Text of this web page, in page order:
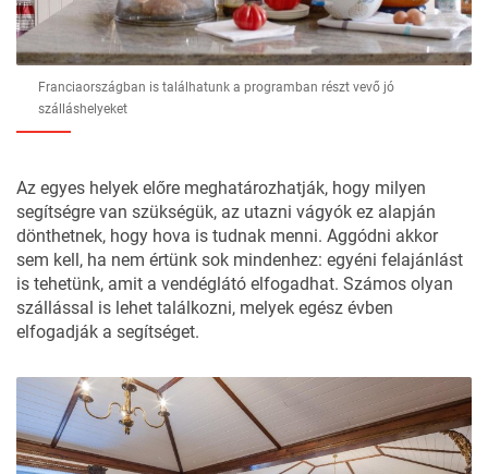
Franciaországban is találhatunk a programban részt vevő jó
szálláshelyeket
Az egyes helyek előre meghatározhatják, hogy milyen
segítségre van szükségük, az utazni vágyók ez alapján
dönthetnek, hogy hova is tudnak menni. Aggódni akkor
sem kell, ha nem értünk sok mindenhez: egyéni felajánlást
is tehetünk, amit a vendéglátó elfogadhat. Számos olyan
szállással is lehet találkozni, melyek egész évben
elfogadják a segítséget.